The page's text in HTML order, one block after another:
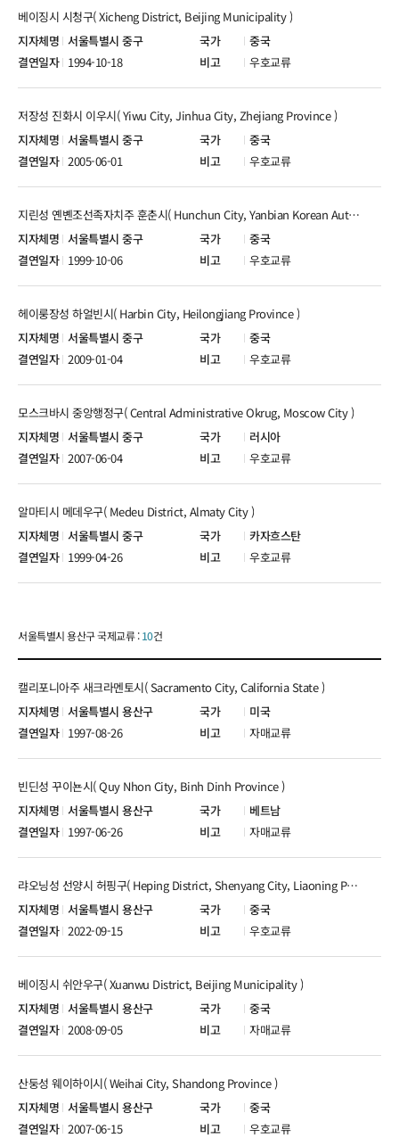
서울특별시 중구 중국
베이징시 시청구( Xicheng District, Beijing Municipality )
1994-10-18 우호교류
서울특별시 중구 중국
저장성 진화시 이우시( Yiwu City, Jinhua City, Zhejiang Province )
2005-06-01 우호교류
서울특별시 중구 중국
지린성 옌볜조선족자치주 훈춘시( Hunchun City, Yanbian Korean Autonomous Prefecture, Jilin Province )
1999-10-06 우호교류
서울특별시 중구 중국
헤이룽장성 하얼빈시( Harbin City, Heilongjiang Province )
2009-01-04 우호교류
서울특별시 중구 러시아
모스크바시 중앙행정구( Central Administrative Okrug, Moscow City )
2007-06-04 우호교류
서울특별시 중구 카자흐스탄
알마티시 메데우구( Medeu District, Almaty City )
1999-04-26 우호교류
서울특별시 용산구 국제교류 :10건
서울특별시 용산구 미국
캘리포니아주 새크라멘토시( Sacramento City, California State )
1997-08-26 자매교류
서울특별시 용산구 베트남
빈딘성 꾸이뇬시( Quy Nhon City, Binh Dinh Province )
1997-06-26 자매교류
서울특별시 용산구 중국
랴오닝성 선양시 허핑구( Heping District, Shenyang City, Liaoning Province )
2022-09-15 우호교류
서울특별시 용산구 중국
베이징시 쉬안우구( Xuanwu District, Beijing Municipality )
2008-09-05 자매교류
서울특별시 용산구 중국
산둥성 웨이하이시( Weihai City, Shandong Province )
2007-06-15 우호교류